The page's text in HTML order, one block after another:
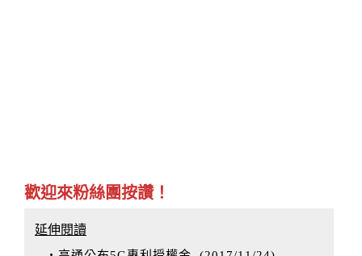
歡迎來粉絲團按讚！
延伸閱讀